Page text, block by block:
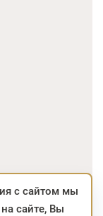
с сайтом мы
сайте, Вы